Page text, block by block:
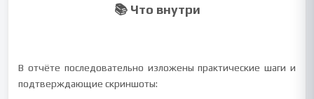
📚 Что внутри
В отчёте последовательно изложены практические шаги и
подтверждающие скриншоты: